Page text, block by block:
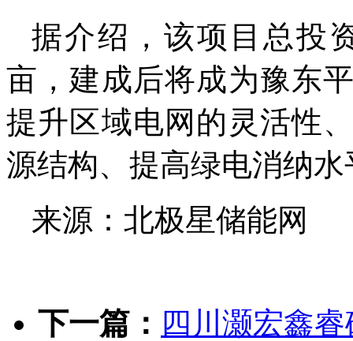
据介绍，该项目总投
亩，建成后将成为豫东
提升区域电网的灵活性
源结构、提高绿电消纳水
来源：北极星储能网
下一篇： 四川灏宏鑫